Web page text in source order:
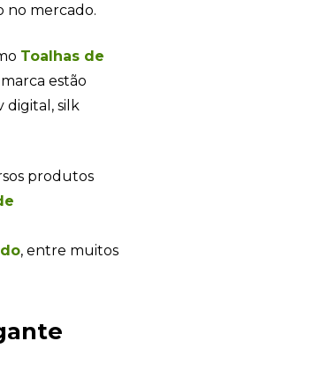
no mercado.
Toalhas de
estão
digital, silk
produtos
, entre muitos
online